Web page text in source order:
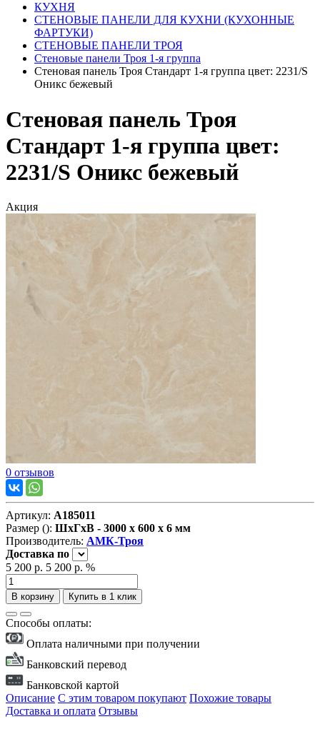
КУХНЯ
СТЕНОВЫЕ ПАНЕЛИ ДЛЯ КУХНИ (КУХОННЫЕ
ФАРТУКИ)
СТЕНОВЫЕ ПАНЕЛИ ТРОЯ
Стеновые панели Троя 1-я группа
Стеновая панель Троя Стандарт 1-я группа цвет: 2231/S
Оникс бежевый
Стеновая панель Троя
Стандарт 1-я группа цвет:
2231/S Оникс бежевый
Акция
0 отзывов
Артикул: А185011
Размер (): ШxГxВ - 3000 x 600 x 6 мм
Производитель: АМК-Троя
Доставка по
5 200 р. 5 200 р. %
В корзину Купить в 1 клик
Способы оплаты:
Оплата наличными при получении
Банковский перевод
Банковской картой
Описание С этим товаром покупают Похожие товары
Доставка и оплата Отзывы